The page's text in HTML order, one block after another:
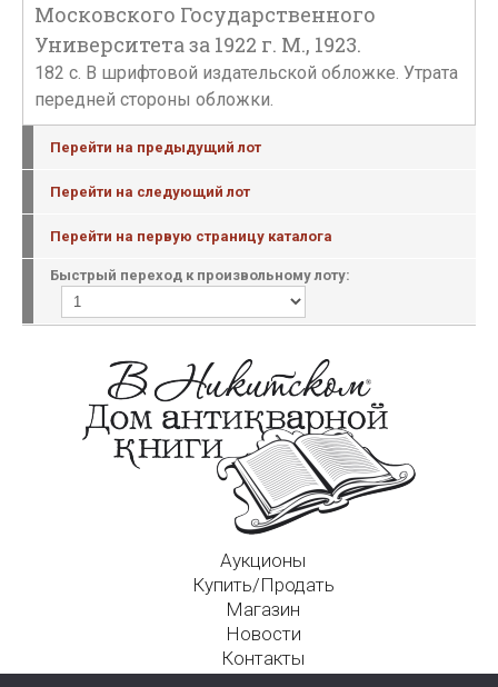
Московского Государственного
Университета за 1922 г. М., 1923.
182 с. В шрифтовой издательской обложке. Утрата
передней стороны обложки.
Перейти на предыдущий лот
Перейти на следующий лот
Перейти на первую страницу каталога
Быстрый переход к произвольному лоту:
Аукционы
Купить/Продать
Магазин
Новости
Контакты